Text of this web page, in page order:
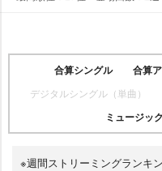
合算シングル 合算
デジタルシングル（単曲）
ミュージッ
※週間ストリーミングランキ